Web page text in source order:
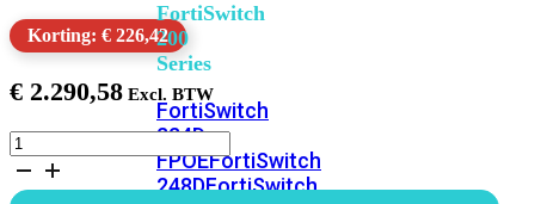
FortiSwitch
200
Series
FortiSwitch
224D-
FPOEFortiSwitch
248DFortiSwitch
Korting: € 226,42
€ 2.290,58
FortiWeb-
VM01